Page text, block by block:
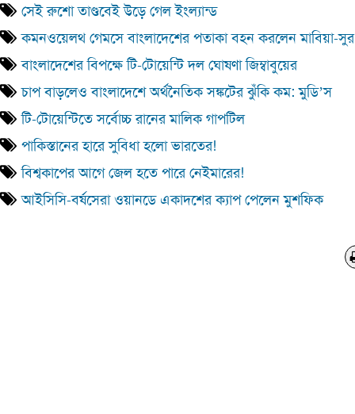
সেই রুশো তাণ্ডবেই উড়ে গেল ইংল্যান্ড
কমনওয়েলথ গেমসে বাংলাদেশের পতাকা বহন করলেন মাবিয়া-
বাংলাদেশের বিপক্ষে টি-টোয়েন্টি দল ঘোষণা জিম্বাবুয়ের
চাপ বাড়লেও বাংলাদেশে অর্থনৈতিক সঙ্কটের ঝুঁকি কম: মুডি’স
টি-টোয়েন্টিতে সর্বোচ্চ রানের মালিক গাপটিল
পাকিস্তানের হারে সুবিধা হলো ভারতের!
বিশ্বকাপের আগে জেল হতে পারে নেইমারের!
আইসিসি-বর্ষসেরা ওয়ানডে একাদশের ক্যাপ পেলেন মুশফিক